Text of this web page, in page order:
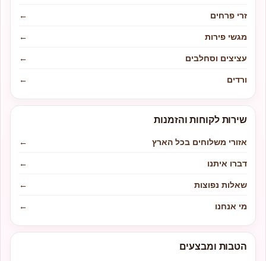
זרי פרחים
←
מגשי פירות
←
עציצים וסחלבים
←
ורדים
←
שירות לקוחות והזמנות
אזורי משלוחים בכל הארץ
←
דברו איתנו
←
שאלות נפוצות
←
מי אנחנו
←
הטבות ומבצעים